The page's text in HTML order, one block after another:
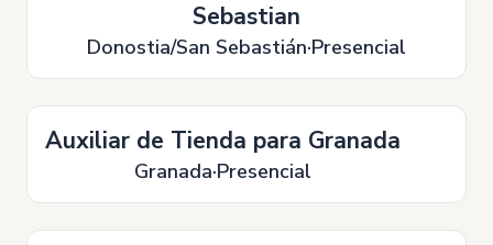
Sebastian
Donostia/San Sebastián Presencial
Auxiliar de Tienda para Granada
Granada Presencial